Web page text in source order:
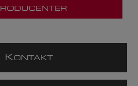
RODUCENTER
KONTAKT